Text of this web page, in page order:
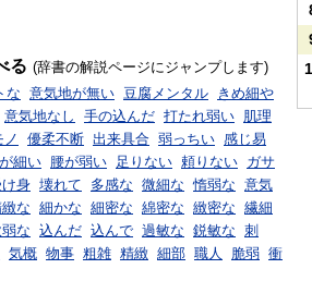
る (辞書の解説ページにジャンプします)
な 意気地が無い 豆腐メンタル
きめ細や
意気地なし 手の込んだ 打たれ弱い
肌理
ノ 優柔不断 出来具合 弱っちい 感じ易
細い 腰が弱い 足りない 頼りない ガサ
身 壊れて 多感な 微細な 惰弱な 意気
な 細かな 細密な 綿密な 緻密な 繊細
な 込んだ 込んで 過敏な 鋭敏な 刺
気概 物事 粗雑 精緻 細部 職人 脆弱 衝